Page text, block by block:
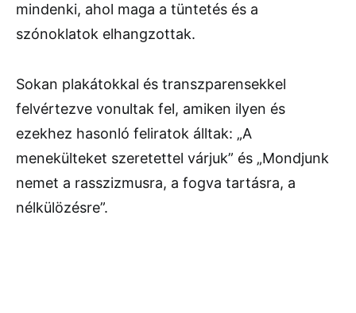
mindenki, ahol maga a tüntetés és a
szónoklatok elhangzottak.
Sokan plakátokkal és transzparensekkel
felvértezve vonultak fel, amiken ilyen és
ezekhez hasonló feliratok álltak: „A
menekülteket szeretettel várjuk” és „Mondjunk
nemet a rasszizmusra, a fogva tartásra, a
nélkülözésre”.